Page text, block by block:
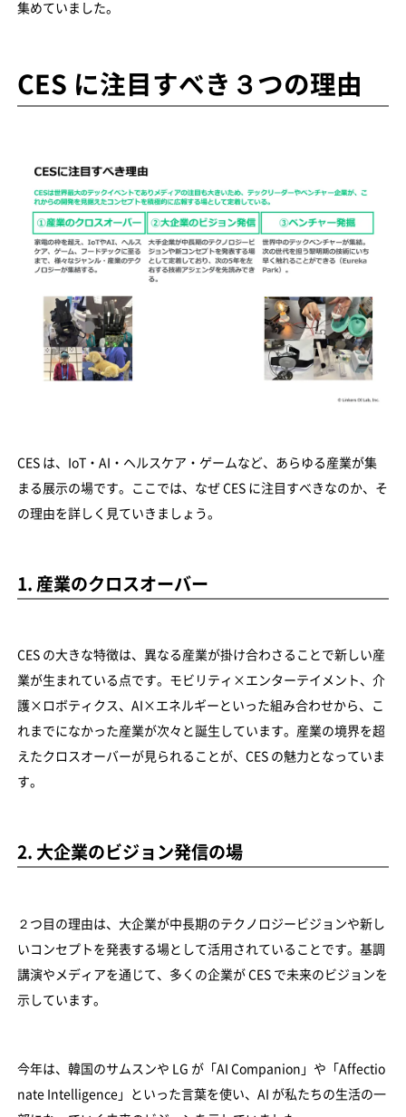
集めていました。
CES に注目すべき３つの理由
CES は、IoT・AI・ヘルスケア・ゲームなど、あらゆる産業が集
まる展示の場です。ここでは、なぜ CES に注目すべきなのか、そ
の理由を詳しく見ていきましょう。
1. 産業のクロスオーバー
CES の大きな特徴は、異なる産業が掛け合わさることで新しい産
業が生まれている点です。モビリティ×エンターテイメント、介
護×ロボティクス、AI×エネルギーといった組み合わせから、こ
れまでになかった産業が次々と誕生しています。産業の境界を超
えたクロスオーバーが見られることが、CES の魅力となっていま
す。
2. 大企業のビジョン発信の場
２つ目の理由は、大企業が中長期のテクノロジービジョンや新し
いコンセプトを発表する場として活用されていることです。基調
講演やメディアを通じて、多くの企業が CES で未来のビジョンを
示しています。
今年は、韓国のサムスンや LG が「AI Companion」や「Affectio
nate Intelligence」といった言葉を使い、AI が私たちの生活の一